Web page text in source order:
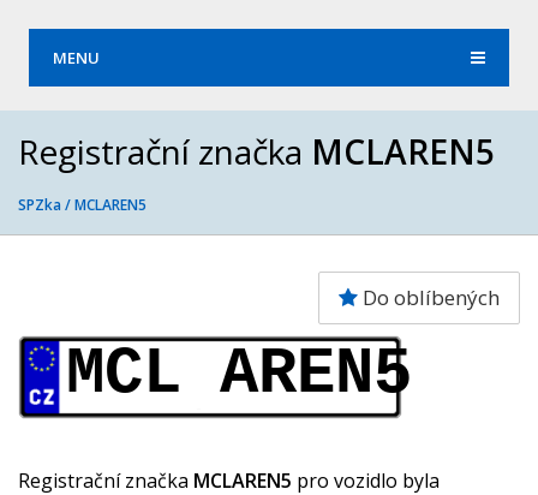
MENU
Registrační značka MCLAREN5
SPZka /MCLAREN5
Do oblíbených
MCL AREN5
Registrační značka MCLAREN5 pro vozidlo byla